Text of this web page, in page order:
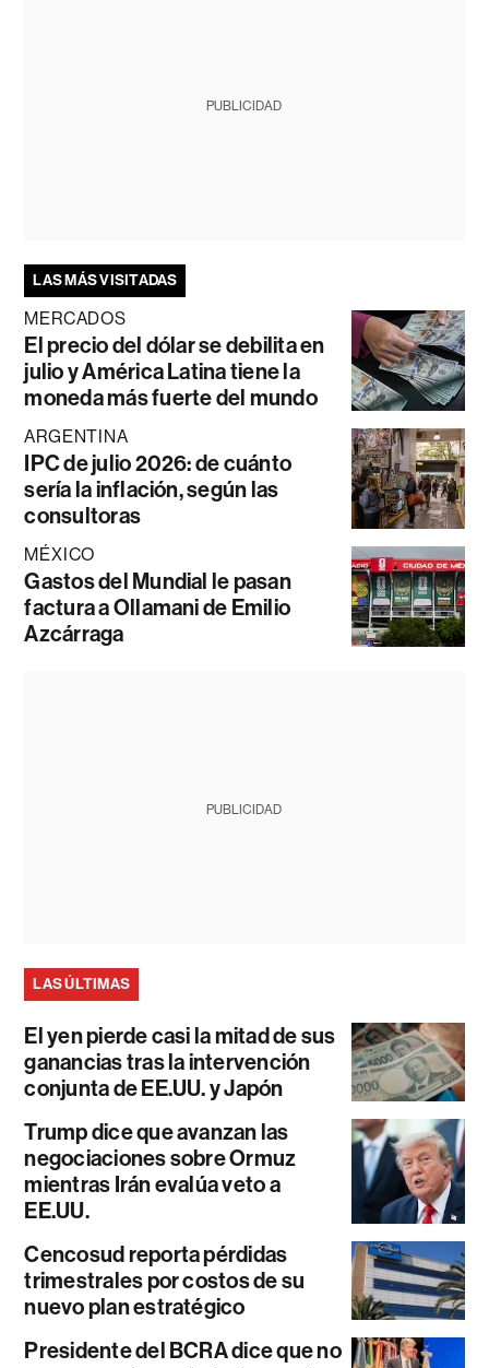
PUBLICIDAD
LAS MÁS VISITADAS
MERCADOS
El precio del dólar se debilita en
julio y América Latina tiene la
moneda más fuerte del mundo
ARGENTINA
IPC de julio 2026: de cuánto
sería la inflación, según las
consultoras
MÉXICO
Gastos del Mundial le pasan
factura a Ollamani de Emilio
Azcárraga
PUBLICIDAD
LAS ÚLTIMAS
El yen pierde casi la mitad de sus
ganancias tras la intervención
conjunta de EE.UU. y Japón
Trump dice que avanzan las
negociaciones sobre Ormuz
mientras Irán evalúa veto a
EE.UU.
Cencosud reporta pérdidas
trimestrales por costos de su
nuevo plan estratégico
Presidente del BCRA dice que no